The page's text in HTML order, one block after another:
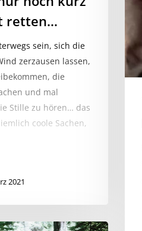
retten…
sein, sich die
zerzausen lassen,
die
und mal
Stille zu hören… das
coole Sachen,
2021